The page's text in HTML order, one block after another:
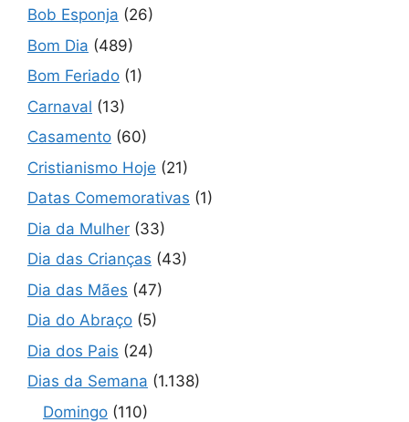
Bob Esponja (26)
Bom Dia (489)
Bom Feriado (1)
Carnaval (13)
Casamento (60)
Cristianismo Hoje (21)
Datas Comemorativas (1)
Dia da Mulher (33)
Dia das Crianças (43)
Dia das Mães (47)
Dia do Abraço (5)
Dia dos Pais (24)
Dias da Semana (1.138)
Domingo (110)